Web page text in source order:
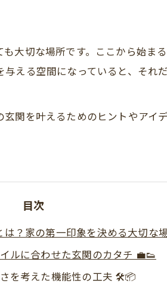
大切な場所です。ここから始ま
える空間になっていると、それ
関を叶えるためのヒントやアイ
目次
？家の第一印象を決める大切な
ルに合わせた玄関のカタチ 💼👟
を考えた機能性の工夫 🛠️📦